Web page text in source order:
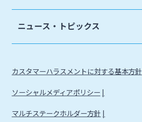
ニュース・トピックス
カスタマーハラスメントに対する基本方針
ソーシャルメディアポリシー
マルチステークホルダー方針